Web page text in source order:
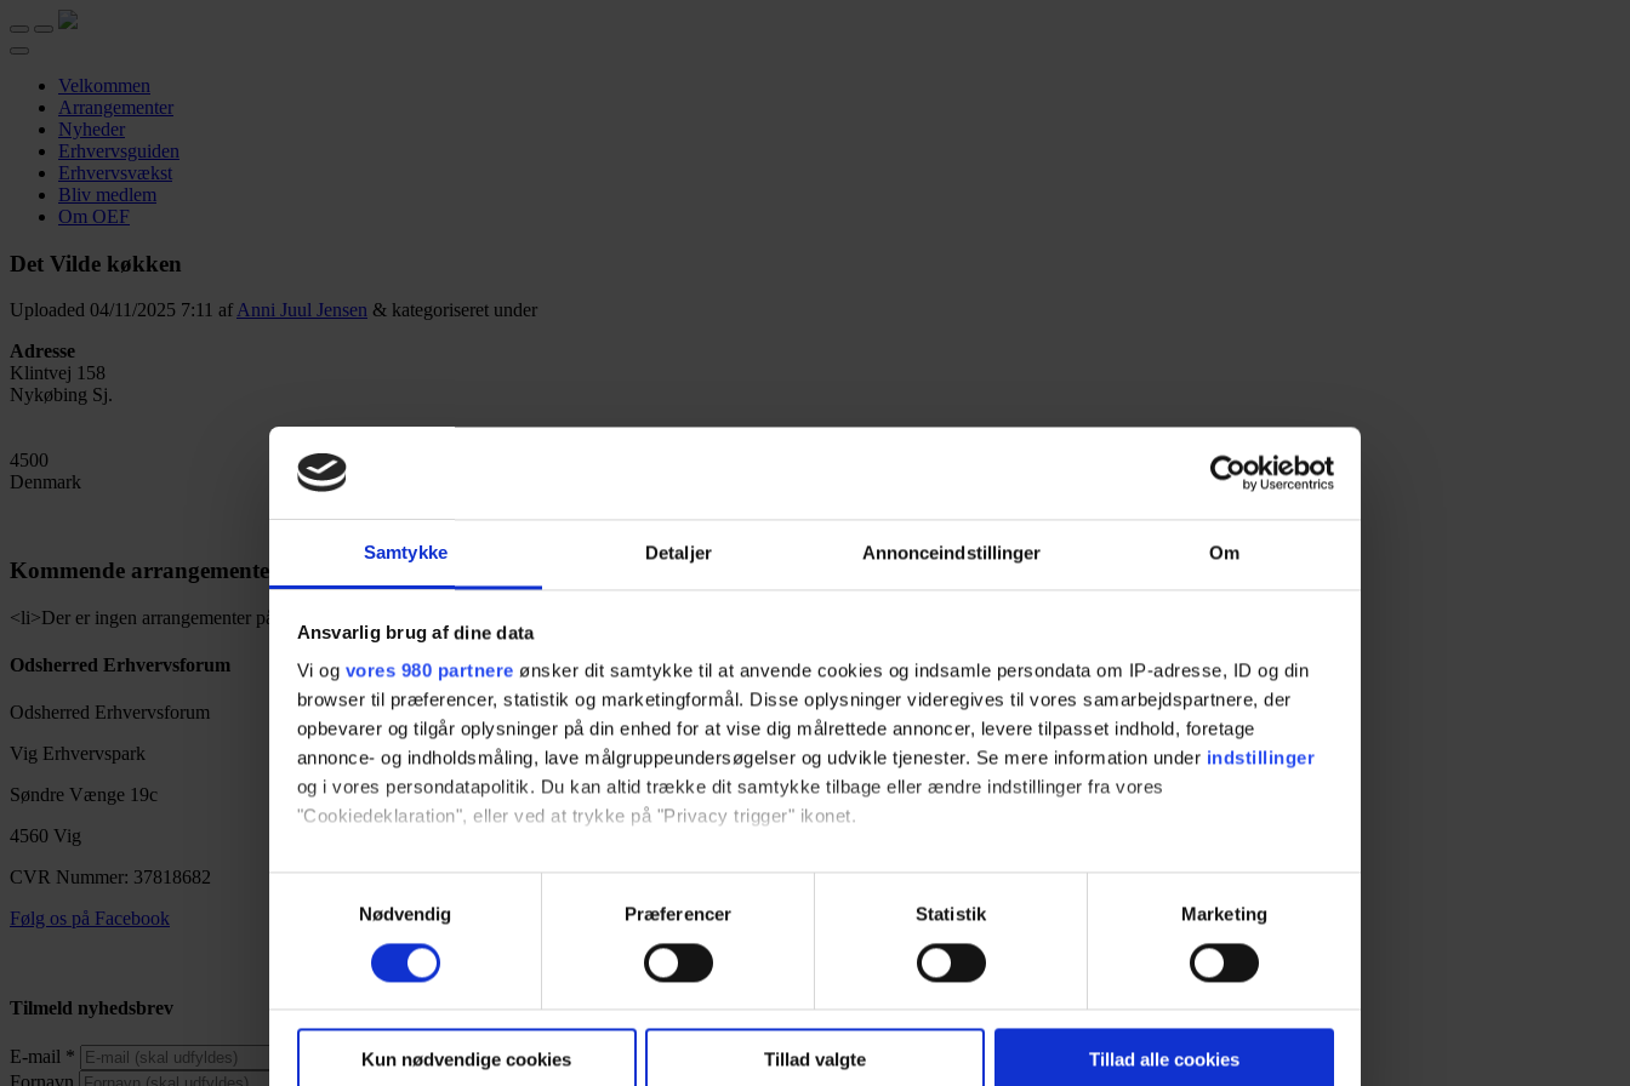
Samtykke Detaljer Annonceindstillinger Om
Ansvarlig brug af dine data
Vi og vores 980 partnere ønsker dit samtykke til at anvende cookies og indsamle persondata om IP-adresse, ID og din
browser til præferencer, statistik og marketingformål. Disse oplysninger videregives til vores samarbejdspartnere, der
opbevarer og tilgår oplysninger på din enhed for at vise dig målrettede annoncer, levere tilpasset indhold, foretage
annonce- og indholdsmåling, lave målgruppeundersøgelser og udvikle tjenester. Se mere information under indstillinger
og i vores persondatapolitik. Du kan altid trække dit samtykke tilbage eller ændre indstillinger fra vores
"Cookiedeklaration", eller ved at trykke på "Privacy trigger" ikonet.
Dine valg anvendes på hele websitet.
vores trafik. Vi deler også oplysninger om din brug af vores hjemmeside med vores partnere inden for sociale medier,
Nødvendig
Præferencer Statistik Marketing
Kun nødvendige cookies Tillad valgte Tillad alle cookies
Velkommen
Arrangementer
Nyheder
Erhvervsguiden
Erhvervsvækst
Bliv medlem
Om OEF
Det Vilde køkken
Uploaded 04/11/2025 7:11 afAnni Juul Jensen & kategoriseret under
Adresse
Klintvej 158
Nykøbing Sj.
4500
Denmark
Kommende arrangementer
<li>Der er ingen arrangementer på denne lokalitet</li>
Odsherred Erhvervsforum
Odsherred Erhvervsforum
Vig Erhvervspark
Søndre Vænge 19c
4560 Vig
CVR Nummer: 37818682
Følg os på Facebook
Tilmeld nyhedsbrev
E-mail *
Fornavn